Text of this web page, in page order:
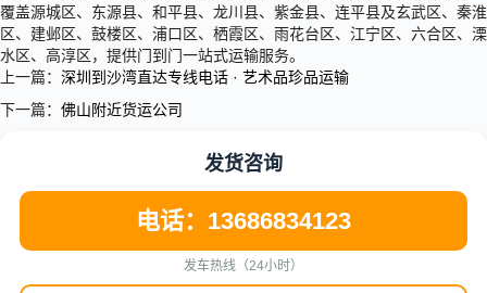
覆盖源城区、东源县、和平县、龙川县、紫金县、连平县及玄武区、秦淮
区、建邺区、鼓楼区、浦口区、栖霞区、雨花台区、江宁区、六合区、溧
水区、高淳区，提供门到门一站式运输服务。
上一篇： 深圳到沙湾直达专线电话 · 艺术品珍品运输
下一篇： 佛山附近货运公司
发货咨询
电话：13686834123
发车热线（24小时）